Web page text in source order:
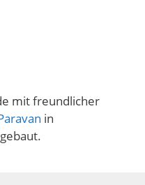
mit freundlicher
in